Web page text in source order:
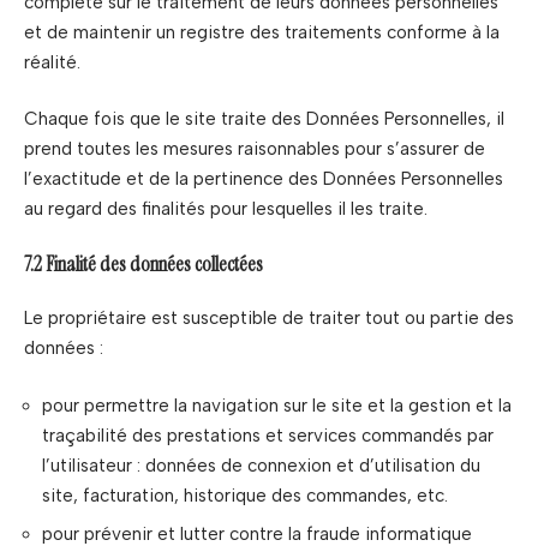
et de maintenir un registre des traitements conforme à la
réalité.
Chaque fois que le site traite des Données Personnelles, il
prend toutes les mesures raisonnables pour s’assurer de
l’exactitude et de la pertinence des Données Personnelles
au regard des finalités pour lesquelles il les traite.
7.2 Finalité des données collectées
Le propriétaire est susceptible de traiter tout ou partie des
données :
pour permettre la navigation sur le site et la gestion et la
traçabilité des prestations et services commandés par
l’utilisateur : données de connexion et d’utilisation du
site, facturation, historique des commandes, etc.
pour prévenir et lutter contre la fraude informatique